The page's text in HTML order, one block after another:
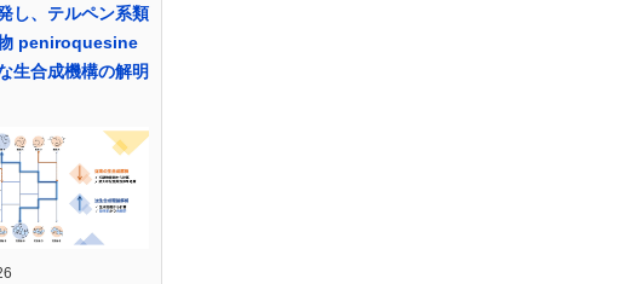
し、テルペン系類
peniroquesine
生合成機構の解明